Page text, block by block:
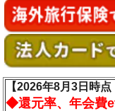
【2026年8月3日時点
◆還元率、年会費